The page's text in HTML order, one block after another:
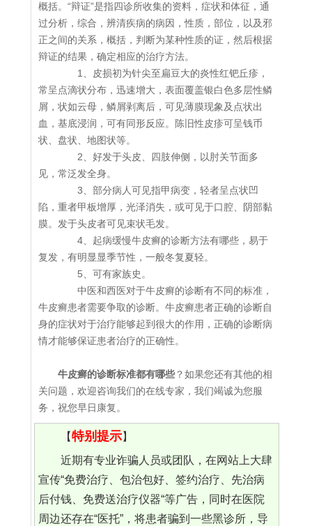
概括。“辩证”是指四诊所收集的资料，症状和体征，通
过分析，综合，辨清疾病的病因，性质，部位，以及邪
正之间的关系，概括，判断为某种性质的证，然后根据
辩证的结果，确定相应的治疗方法。
1、皮损初为针尖至扁豆大的炎性红钯丘疹，
常呈点滴状分布，迅速增大，表面覆盖银白色多层性鳞
屑，状如云母，鳞屑剥离后，可见薄膜现象及点状出
血，基底浸润，可有同形反应。陈旧性皮疹可呈钱币
状、盘状、地图状等。
2、好发于头皮、四肢伸侧，以肘关节面多
见，常泛发全身。
3、部分病人可见指甲病变，轻者呈点状凹
陷，重者甲板增厚，光泽消失，或可见于口腔、阴部黏
膜。发于头皮者可见束状毛发。
4、起病缓慢牛皮癣的诊断方法有哪些，易于
复发，有明显显季节性，一般冬复夏轻。
5、可有家族史。
中医和西医对于牛皮癣的诊断有不同的标准，
牛皮癣患者需要争取的诊断。牛皮癣患者正确的诊断自
身的症状对于治疗能够起到很大的作用，正确的诊断病
情才能够保证患者治疗的正确性。
牛皮癣的诊断标准都有哪些 ？如果您还有其他的相
关问题，欢迎咨询我们的在线专家，我们竭诚为您服
务，祝您早日康复。
【特别提示】
近期有专业诈骗人员或团队，在网站上大肆
宣传“免费治疗、包治包好、签约治疗、先治病
后付钱、免费送治疗仪器“等广告，同时在医院
周边还存在“医托”，将患者骗到一些黑诊所，导